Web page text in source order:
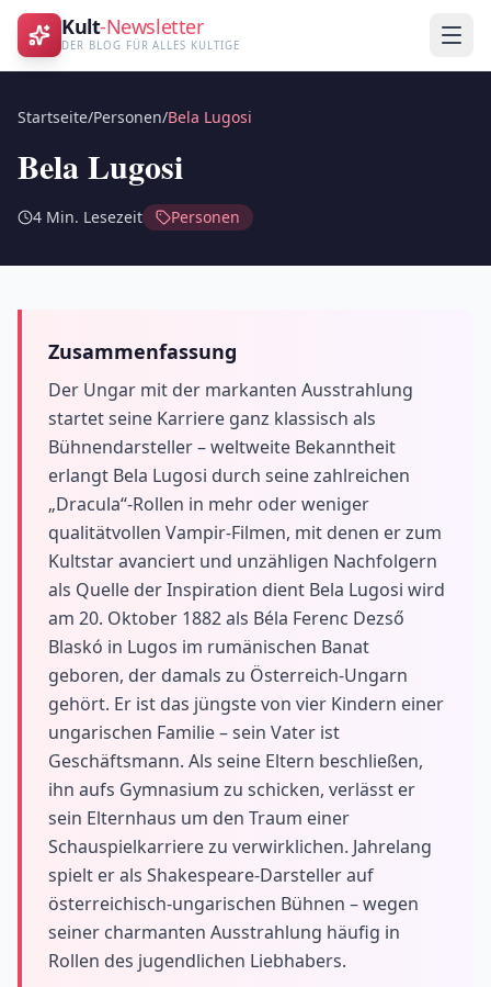
Kult-Newsletter
DER BLOG FÜR ALLES KULTIGE
Startseite/Personen/Bela Lugosi
Bela Lugosi
4 Min. Lesezeit Personen
Zusammenfassung
Der Ungar mit der markanten Ausstrahlung
startet seine Karriere ganz klassisch als
Bühnendarsteller – weltweite Bekanntheit
erlangt Bela Lugosi durch seine zahlreichen
„Dracula“-Rollen in mehr oder weniger
qualitätvollen Vampir-Filmen, mit denen er zum
Kultstar avanciert und unzähligen Nachfolgern
als Quelle der Inspiration dient Bela Lugosi wird
am 20. Oktober 1882 als Béla Ferenc Dezső
Blaskó in Lugos im rumänischen Banat
geboren, der damals zu Österreich-Ungarn
gehört. Er ist das jüngste von vier Kindern einer
ungarischen Familie – sein Vater ist
Geschäftsmann. Als seine Eltern beschließen,
ihn aufs Gymnasium zu schicken, verlässt er
sein Elternhaus um den Traum einer
Schauspielkarriere zu verwirklichen. Jahrelang
spielt er als Shakespeare-Darsteller auf
österreichisch-ungarischen Bühnen – wegen
seiner charmanten Ausstrahlung häufig in
Rollen des jugendlichen Liebhabers.